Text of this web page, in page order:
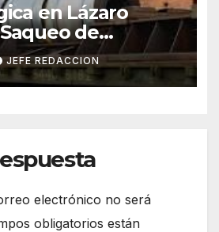
en Lázaro
de
a Cambio
JEFE REDACCION
electrónico no será
obligatorios están